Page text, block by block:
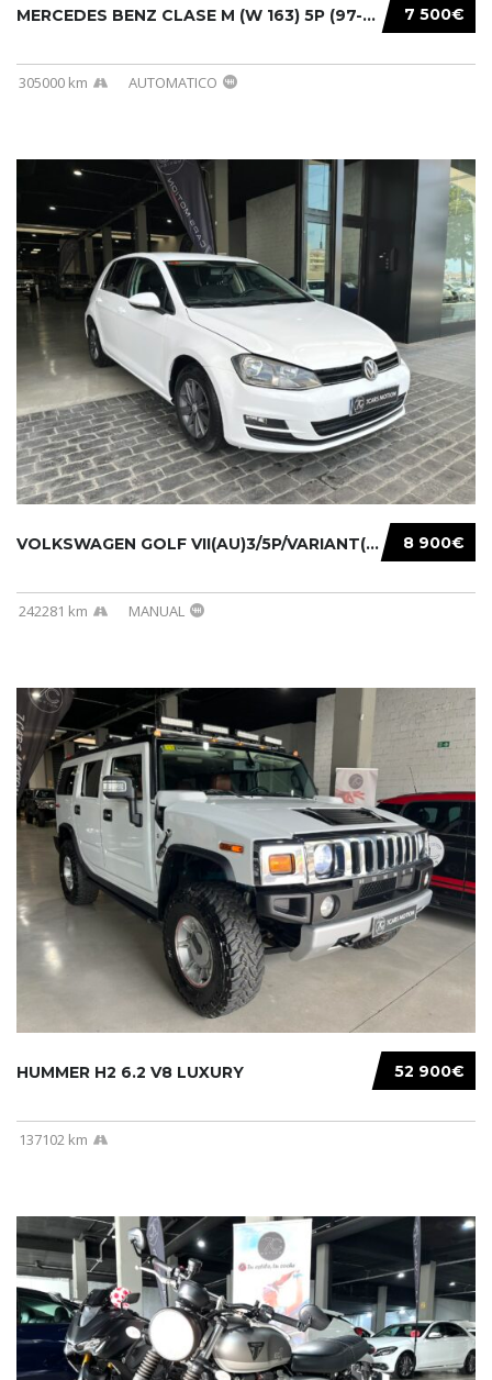
7 500€
MERCEDES BENZ CLASE M (W 163) 5P (97-05) 200...
305000 km AUTOMATICO
8 900€
VOLKSWAGEN GOLF VII(AU)3/5P/VARIANT(12-16 20...
242281 km MANUAL
52 900€
HUMMER H2 6.2 V8 LUXURY
137102 km